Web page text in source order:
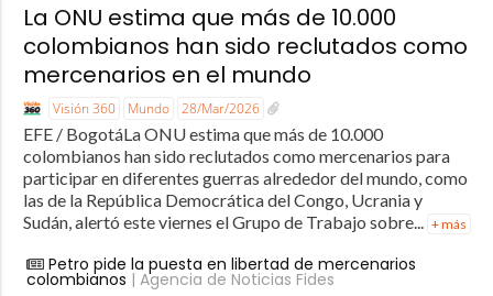
La ONU estima que más de 10.000
colombianos han sido reclutados como
mercenarios en el mundo
Visión 360 Mundo 28/Mar/2026
EFE / BogotáLa ONU estima que más de 10.000
colombianos han sido reclutados como mercenarios para
participar en diferentes guerras alrededor del mundo, como
las de la República Democrática del Congo, Ucrania y
Sudán, alertó este viernes el Grupo de Trabajo sobre... + más
Petro pide la puesta en libertad de mercenarios
colombianos | Agencia de Noticias Fides